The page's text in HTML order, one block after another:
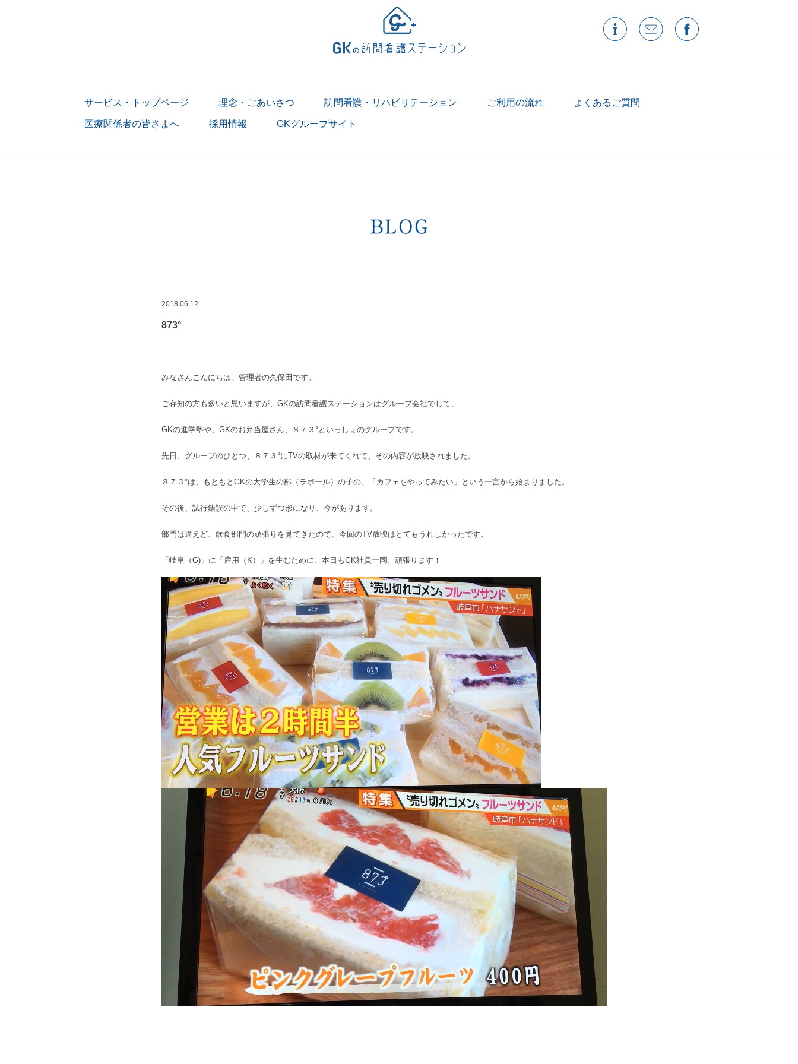
サービス・トップページ 理念・ごあいさつ 訪問看護・リハビリテーション
> 訪問看護とは
> 訪問リハビリテーションとは
ご利用の流れ よくあるご質問
医療関係者の皆さまへ 採用情報 GKグループサイト
2018.06.12
873°
みなさんこんにちは。管理者の久保田です。
ご存知の方も多いと思いますが、GKの訪問看護ステーションはグループ会社でして、
GKの進学塾や、GKのお弁当屋さん、８７３°といっしょのグループです。
先日、グループのひとつ、８７３°にTVの取材が来てくれて、その内容が放映されました。
８７３°は、もともとGKの大学生の部（ラポール）の子の、「カフェをやってみたい」という一言から始まりました。
その後、試行錯誤の中で、少しずつ形になり、今があります。
部門は違えど、飲食部門の頑張りを見てきたので、今回のTV放映はとてもうれしかったです。
「岐阜（G)」に「雇用（K）」を生むために、本日もGK社員一同、頑張ります！